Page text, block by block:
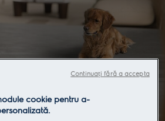
cookie pentru a-
Continuați fără a accepta